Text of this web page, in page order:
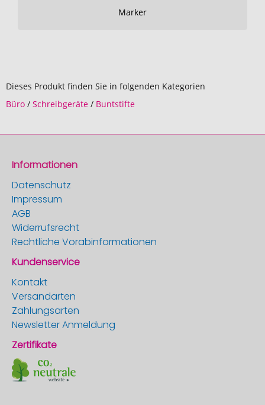
Marker
Dieses Produkt finden Sie in folgenden Kategorien
Büro / Schreibgeräte / Buntstifte
Informationen
Datenschutz
Impressum
AGB
Widerrufsrecht
Rechtliche Vorabinformationen
Kundenservice
Kontakt
Versandarten
Zahlungsarten
Newsletter Anmeldung
Zertifikate